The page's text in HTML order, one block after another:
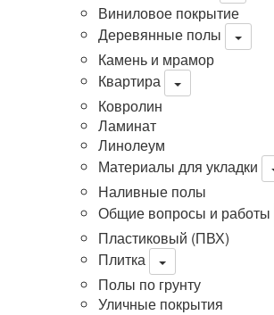
Виниловое покрытие
Деревянные полы
Камень и мрамор
Квартира
Ковролин
Ламинат
Линолеум
Материалы для укладки
Наливные полы
Общие вопросы и работы
Пластиковый (ПВХ)
Плитка
Полы по грунту
Уличные покрытия